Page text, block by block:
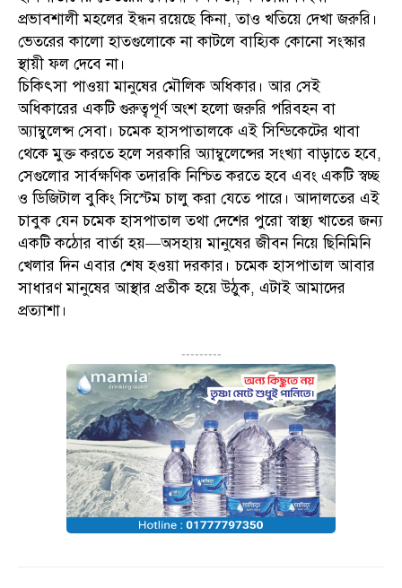
প্রভাবশালী মহলের ইন্ধন রয়েছে কিনা, তাও খতিয়ে দেখা জরুরি।
ভেতরের কালো হাতগুলোকে না কাটলে বাহ্যিক কোনো সংস্কার
স্থায়ী ফল দেবে না।
চিকিৎসা পাওয়া মানুষের মৌলিক অধিকার। আর সেই
অধিকারের একটি গুরুত্বপূর্ণ অংশ হলো জরুরি পরিবহন বা
অ্যাম্বুলেন্স সেবা। চমেক হাসপাতালকে এই সিন্ডিকেটের থাবা
থেকে মুক্ত করতে হলে সরকারি অ্যাম্বুলেন্সের সংখ্যা বাড়াতে হবে,
সেগুলোর সার্বক্ষণিক তদারকি নিশ্চিত করতে হবে এবং একটি স্বচ্ছ
ও ডিজিটাল বুকিং সিস্টেম চালু করা যেতে পারে। আদালতের এই
চাবুক যেন চমেক হাসপাতাল তথা দেশের পুরো স্বাস্থ্য খাতের জন্য
একটি কঠোর বার্তা হয়—অসহায় মানুষের জীবন নিয়ে ছিনিমিনি
খেলার দিন এবার শেষ হওয়া দরকার। চমেক হাসপাতাল আবার
সাধারণ মানুষের আস্থার প্রতীক হয়ে উঠুক, এটাই আমাদের
প্রত্যাশা।
---------